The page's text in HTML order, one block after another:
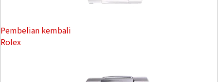
Pembelian kembali
Rolex